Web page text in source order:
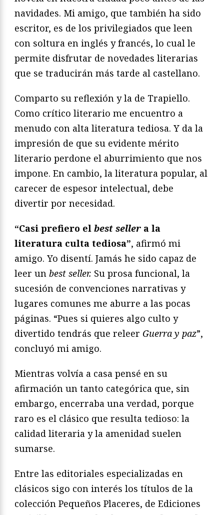
navidades. Mi amigo, que también ha sido
escritor, es de los privilegiados que leen
con soltura en inglés y francés, lo cual le
permite disfrutar de novedades literarias
que se traducirán más tarde al castellano.
Comparto su reflexión y la de Trapiello.
Como crítico literario me encuentro a
menudo con alta literatura tediosa. Y da la
impresión de que su evidente mérito
literario perdone el aburrimiento que nos
impone. En cambio, la literatura popular, al
carecer de espesor intelectual, debe
divertir por necesidad.
“Casi prefiero el best seller a la
literatura culta tediosa”, afirmó mi
amigo. Yo disentí. Jamás he sido capaz de
leer un best seller. Su prosa funcional, la
sucesión de convenciones narrativas y
lugares comunes me aburre a las pocas
páginas. “Pues si quieres algo culto y
divertido tendrás que releer Guerra y paz”,
concluyó mi amigo.
Mientras volvía a casa pensé en su
afirmación un tanto categórica que, sin
embargo, encerraba una verdad, porque
raro es el clásico que resulta tedioso: la
calidad literaria y la amenidad suelen
sumarse.
Entre las editoriales especializadas en
clásicos sigo con interés los títulos de la
colección Pequeños Placeres, de Ediciones